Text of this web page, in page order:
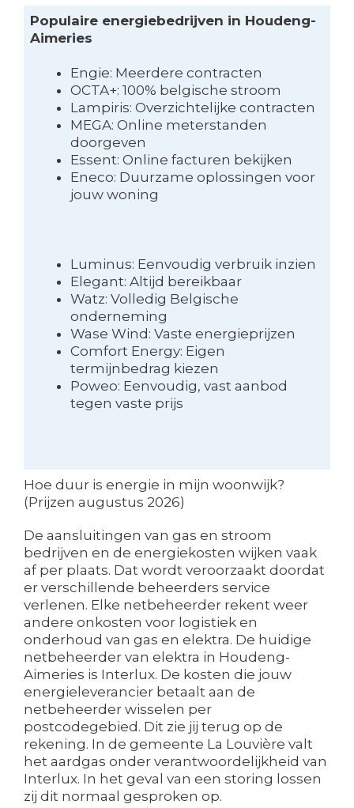
Populaire energiebedrijven in Houdeng-
Aimeries
Engie: Meerdere contracten
OCTA+: 100% belgische stroom
Lampiris: Overzichtelijke contracten
MEGA: Online meterstanden
doorgeven
Essent: Online facturen bekijken
Eneco: Duurzame oplossingen voor
jouw woning
Luminus: Eenvoudig verbruik inzien
Elegant: Altijd bereikbaar
Watz: Volledig Belgische
onderneming
Wase Wind: Vaste energieprijzen
Comfort Energy: Eigen
termijnbedrag kiezen
Poweo: Eenvoudig, vast aanbod
tegen vaste prijs
Hoe duur is energie in mijn woonwijk?
(Prijzen augustus 2026)
De aansluitingen van gas en stroom
bedrijven en de energiekosten wijken vaak
af per plaats. Dat wordt veroorzaakt doordat
er verschillende beheerders service
verlenen. Elke netbeheerder rekent weer
andere onkosten voor logistiek en
onderhoud van gas en elektra. De huidige
netbeheerder van elektra in Houdeng-
Aimeries is Interlux. De kosten die jouw
energieleverancier betaalt aan de
netbeheerder wisselen per
postcodegebied. Dit zie jij terug op de
rekening. In de gemeente La Louvière valt
het aardgas onder verantwoordelijkheid van
Interlux. In het geval van een storing lossen
zij dit normaal gesproken op.